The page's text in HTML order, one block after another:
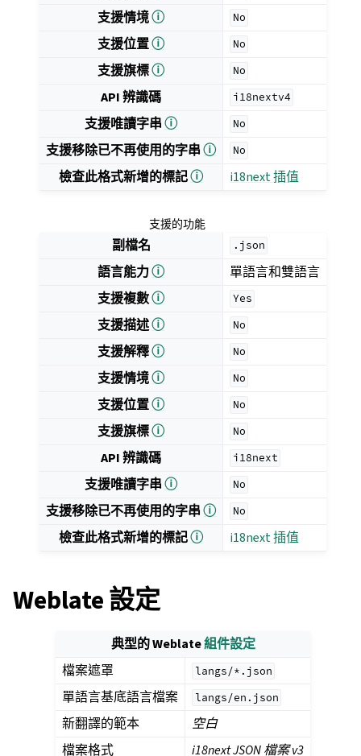
支援情境ⓘ No
支援位置ⓘ No
支援旗標ⓘ No
API 辨識碼 i18nextv4
支援唯讀字串ⓘ No
支援移除已不再使用的字串ⓘ No
檢查此格式新增的標記ⓘ i18next 插值
支援的功能
副檔名 .json
語言能力ⓘ
單語言和雙語言
支援複數ⓘ Yes
支援描述ⓘ No
支援解釋ⓘ No
支援情境ⓘ No
支援位置ⓘ No
支援旗標ⓘ No
API 辨識碼 i18next
支援唯讀字串ⓘ No
支援移除已不再使用的字串ⓘ No
檢查此格式新增的標記ⓘ i18next 插值
Weblate 設定
典型的 Weblate組件設定
檔案遮罩
langs/*.json
單語言基底語言檔案 langs/en.json
新翻譯的範本
空白
檔案格式
i18next JSON 檔案 v3